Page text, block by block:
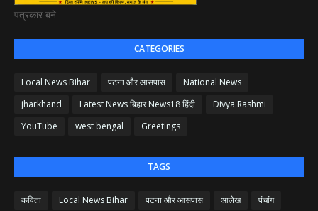
पत्रकार बने
CATEGORIES
Local News Bihar पटना और आसपास
National News
jharkhand
Latest News बिहार News18 हिंदी
Divya Rashmi
YouTube
west bengal Greetings
TAGS
कविता Local News Bihar पटना और आसपास आलेख
पंचांग